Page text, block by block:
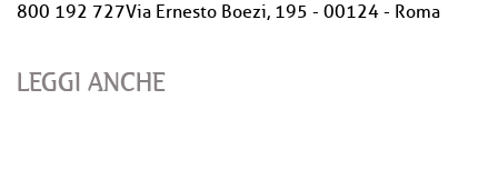
800 192 727Via Ernesto Boezi, 195 - 00124 - Roma
LEGGI ANCHE